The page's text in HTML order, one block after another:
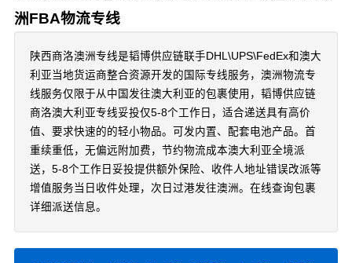
洲FBA物流专线
陕西商洛澳洲专线是韬博供应链联手DHL\UPS\FedEx和澳大
利亚当地货运商整合资源开发的国际专线服务，澳洲物流专
线服务仅限于从中国发往澳大利亚的包裹使用，韬博供应链
商洛澳大利亚专线妥投仅5-8个工作日，适合递送具有高价
值、要求快速的的轻小物品。可发内置、配套电池产品。首
重续重低，无偏远附加费，节约物流成本澳大利亚全境派
送，5-8个工作日妥投提供额外保险、收件人地址错误改派等
增值服务当日收件处理，次日过港发往澳洲。在线查询包裹
详细派送信息。